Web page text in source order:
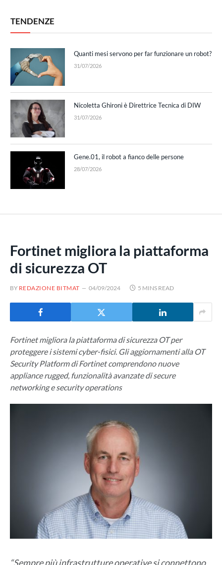
TENDENZE
Quanti mesi servono per far funzionare un robot?
31/07/2026
Nicoletta Ghironi è Direttrice Tecnica di DIW
31/07/2026
Gene.01, il robot a fianco delle persone
28/07/2026
Fortinet migliora la piattaforma
di sicurezza OT
BY REDAZIONE BITMAT 04/09/2024 5 MINS READ
Fortinet migliora la piattaforma di sicurezza OT per
proteggere i sistemi cyber-fisici. Gli aggiornamenti alla OT
Security Platform di Fortinet comprendono nuove
appliance rugged, funzionalità avanzate di secure
networking e security operations
“Sempre più infrastrutture operative si connettono